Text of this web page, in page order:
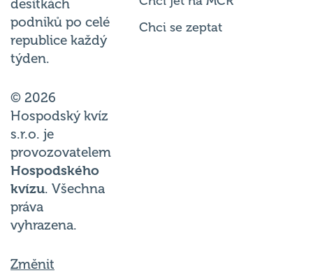
desítkách
podniků po celé
republice každý
týden.
© 2026
Hospodský kvíz
s.r.o. je
provozovatelem
Hospodského
kvízu. Všechna
práva
vyhrazena.
Změnit
Chci se zeptat